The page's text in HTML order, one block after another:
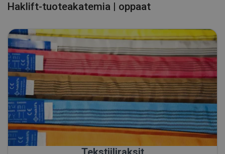
Haklift-tuoteakatemia | oppaat